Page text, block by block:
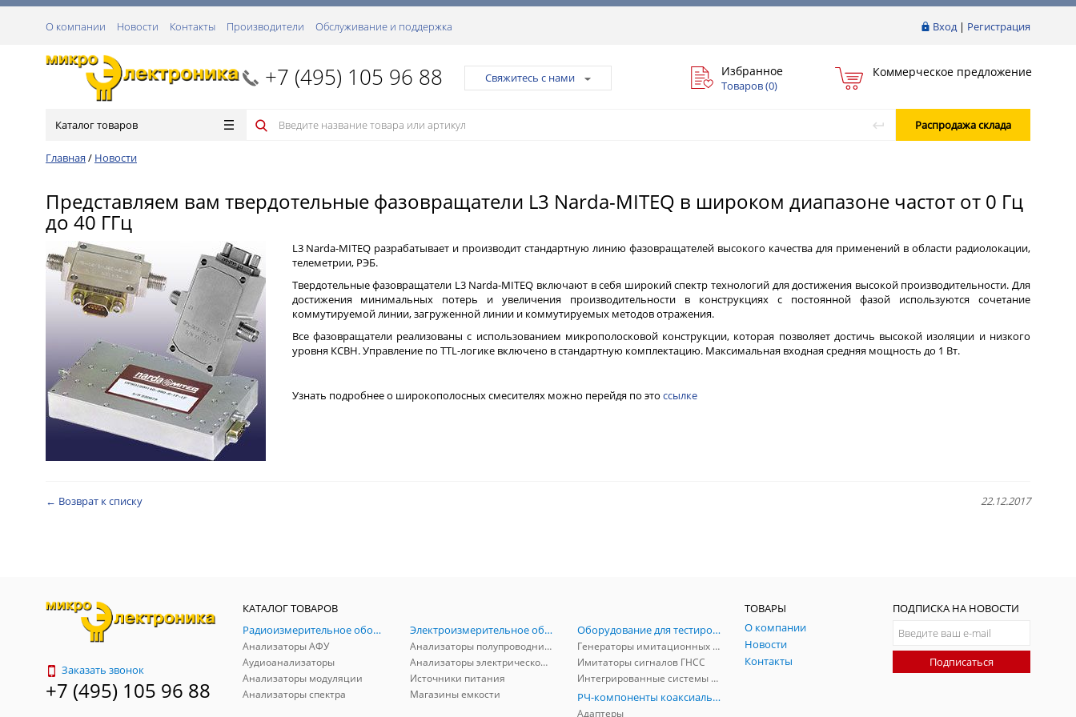
Вход| Регистрация
О компании Новости Контакты Производители Обслуживание и поддержка
+7 (495) 105 96 88 Свяжитесь с нами Избранное
Товаров (0)
Коммерческое предложение
Каталог товаров Распродажа склада
Главная / Новости
Представляем вам твердотельные фазовращатели L3 Narda-MITEQ в широком диапазоне частот от 0 Гц
до 40 ГГц
L3 Narda-MITEQ разрабатывает и производит стандартную линию фазовращателей высокого качества для применений в области радиолокации,
телеметрии, РЭБ.
Твердотельные фазовращатели L3 Narda-MITEQ включают в себя широкий спектр технологий для достижения высокой производительности. Для
достижения минимальных потерь и увеличения производительности в конструкциях с постоянной фазой используются сочетание
коммутируемой линии, загруженной линии и коммутируемых методов отражения.
Все фазовращатели реализованы с использованием микрополосковой конструкции, которая позволяет достичь высокой изоляции и низкого
уровня КСВН. Управление по TTL-логике включено в стандартную комплектацию. Максимальная входная средняя мощность до 1 Вт.
Узнать подробнее о широкополосных смесителях можно перейдя по это ссылке
← Возврат к списку 22.12.2017
Заказать звонок
+7 (495) 105 96 88
КАТАЛОГ ТОВАРОВ
Радиоизмерительное оборудование
Анализаторы АФУ
Аудиоанализаторы
Анализаторы модуляции
Анализаторы спектра
Электроизмерительное оборудование
Анализаторы полупроводников
Анализаторы электрической мощности
Источники питания
Магазины емкости
Оборудование для тестирования и симуляции ГНСС
Генераторы имитационных и заградительных помех
Имитаторы сигналов ГНСС
Интегрированные системы защиты от ГНСС-помех
РЧ-компоненты коаксиальные
Адаптеры
ТОВАРЫ
О компании
Новости
Контакты
ПОДПИСКА НА НОВОСТИ
Подписаться